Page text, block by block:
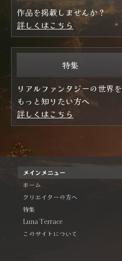
作品を掲載しませんか？
詳しくはこちら
特集
リアルファンタジーの世界を
もっと知りたい方へ
詳しくはこちら
メインメニュー
ホーム
クリエイターの方へ
特集
Luna Terrace
このサイトについて